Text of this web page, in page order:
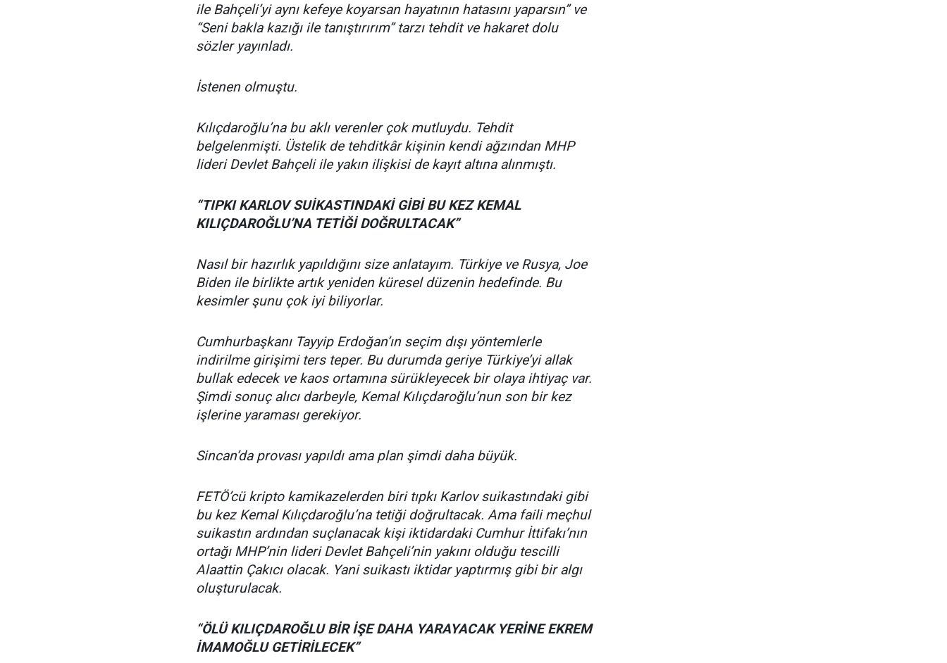
ile Bahçeli’yi aynı kefeye koyarsan hayatının hatasını yaparsın” ve
“Seni bakla kazığı ile tanıştırırım” tarzı tehdit ve hakaret dolu
sözler yayınladı.
İstenen olmuştu.
Kılıçdaroğlu’na bu aklı verenler çok mutluydu. Tehdit
belgelenmişti. Üstelik de tehditkâr kişinin kendi ağzından MHP
lideri Devlet Bahçeli ile yakın ilişkisi de kayıt altına alınmıştı.
“TIPKI KARLOV SUİKASTINDAKİ GİBİ BU KEZ KEMAL
KILIÇDAROĞLU’NA TETİĞİ DOĞRULTACAK”
Nasıl bir hazırlık yapıldığını size anlatayım. Türkiye ve Rusya, Joe
Biden ile birlikte artık yeniden küresel düzenin hedefinde. Bu
kesimler şunu çok iyi biliyorlar.
Cumhurbaşkanı Tayyip Erdoğan’ın seçim dışı yöntemlerle
indirilme girişimi ters teper. Bu durumda geriye Türkiye’yi allak
bullak edecek ve kaos ortamına sürükleyecek bir olaya ihtiyaç var.
Şimdi sonuç alıcı darbeyle, Kemal Kılıçdaroğlu’nun son bir kez
işlerine yaraması gerekiyor.
Sincan’da provası yapıldı ama plan şimdi daha büyük.
FETÖ’cü kripto kamikazelerden biri tıpkı Karlov suikastındaki gibi
bu kez Kemal Kılıçdaroğlu’na tetiği doğrultacak. Ama faili meçhul
suikastın ardından suçlanacak kişi iktidardaki Cumhur İttifakı’nın
ortağı MHP’nin lideri Devlet Bahçeli’nin yakını olduğu tescilli
Alaattin Çakıcı olacak. Yani suikastı iktidar yaptırmış gibi bir algı
oluşturulacak.
“ÖLÜ KILIÇDAROĞLU BİR İŞE DAHA YARAYACAK YERİNE EKREM
İMAMOĞLU GETİRİLECEK”